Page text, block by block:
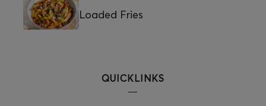
Loaded Fries
QUICKLINKS